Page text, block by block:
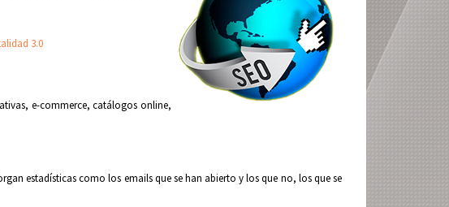
3.0
e-commerce, catálogos online,
estadísticas como los emails que se han abierto y los que no, los que se